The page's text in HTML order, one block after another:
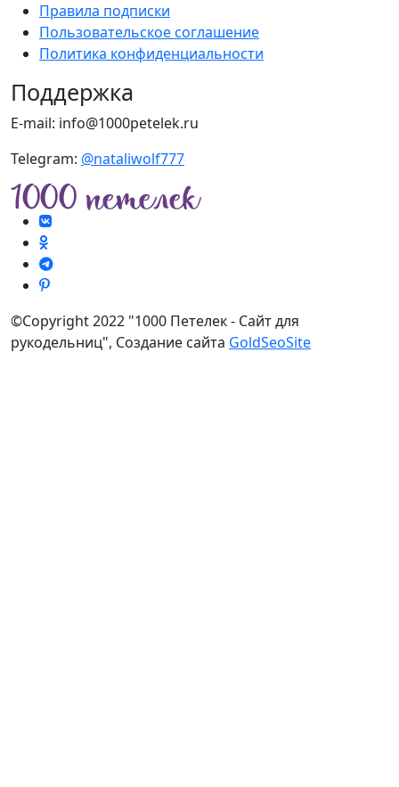
Правила подписки
Пользовательское соглашение
Политика конфиденциальности
Поддержка
E-mail: info@1000petelek.ru
Telegram: @nataliwolf777
©Copyright 2022 "1000 Петелек - Сайт для
рукодельниц", Создание сайта GoldSeoSite